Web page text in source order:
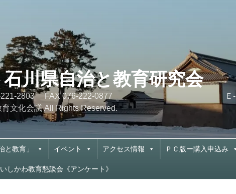
川県自治と教育研究会
内 TEL 076-221-2803 FAX 076-222-0877 Ｅ-
文化会議 All Rights Reserved.
と教育」 イベント アクセス情報 ＰＣ版ー購入申込み
かわ教育懇談会《アンケート》